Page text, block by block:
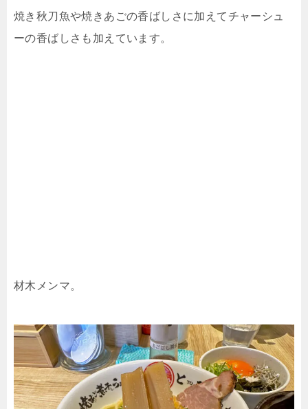
焼き秋刀魚や焼きあごの香ばしさに加えてチャーシュ
ーの香ばしさも加えています。
材木メンマ。